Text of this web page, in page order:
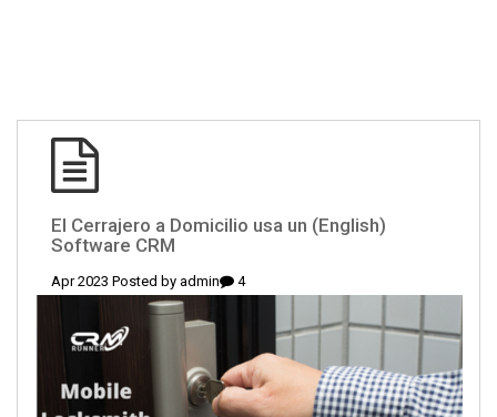
(English) El Cerrajero a Domicilio usa un
Software CRM
4 Apr 2023 Posted by
admin